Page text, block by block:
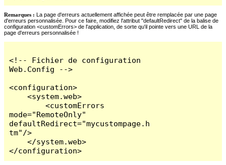
Remarques : La page d'erreurs actuellement affichée peut être remplacée par une page
d'erreurs personnalisée. Pour ce faire, modifiez l'attribut "defaultRedirect" de la balise de
configuration <customErrors> de l'application, de sorte qu'il pointe vers une URL de la
page d'erreurs personnalisée !
<!-- Fichier de configuration
Web.Config -->
<configuration>
    <system.web>
        <customErrors
mode="RemoteOnly"
defaultRedirect="mycustompage.h
tm"/>
    </system.web>
</configuration>